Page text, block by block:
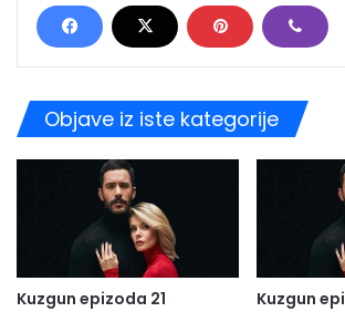
Objave iz iste kategorije
Kuzgun epizoda 21 Kuzgun